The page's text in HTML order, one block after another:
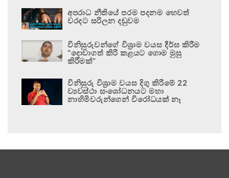
අපරාධ නීතියේ පරම පදනම හෙවත්
වරදට සරිලන දඬුවම
විනිසුරුවන්ගේ විශ්‍රාම වයස දීර්ඝ කිරීම
“දොවාගත් කිරි කළයට ගොම මුසු
කිරීමක්”
විනිසුරු විශ්‍රාම වයස දිගු කිරීමේ 22
ව්‍යවස්ථා සංශෝධනයට මහා
නාහිමිවරුන්ගෙන් විරෝධයක් නෑ